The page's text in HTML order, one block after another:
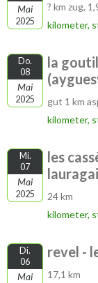
Mai
2025
? km zug,
kilometer,
Do.
08
Mai
2025
la
gut 1 km
kilometer,
Mi.
07
Mai
2025
les
24 km
kilometer,
Di.
06
Mai
revel -
17,1 km